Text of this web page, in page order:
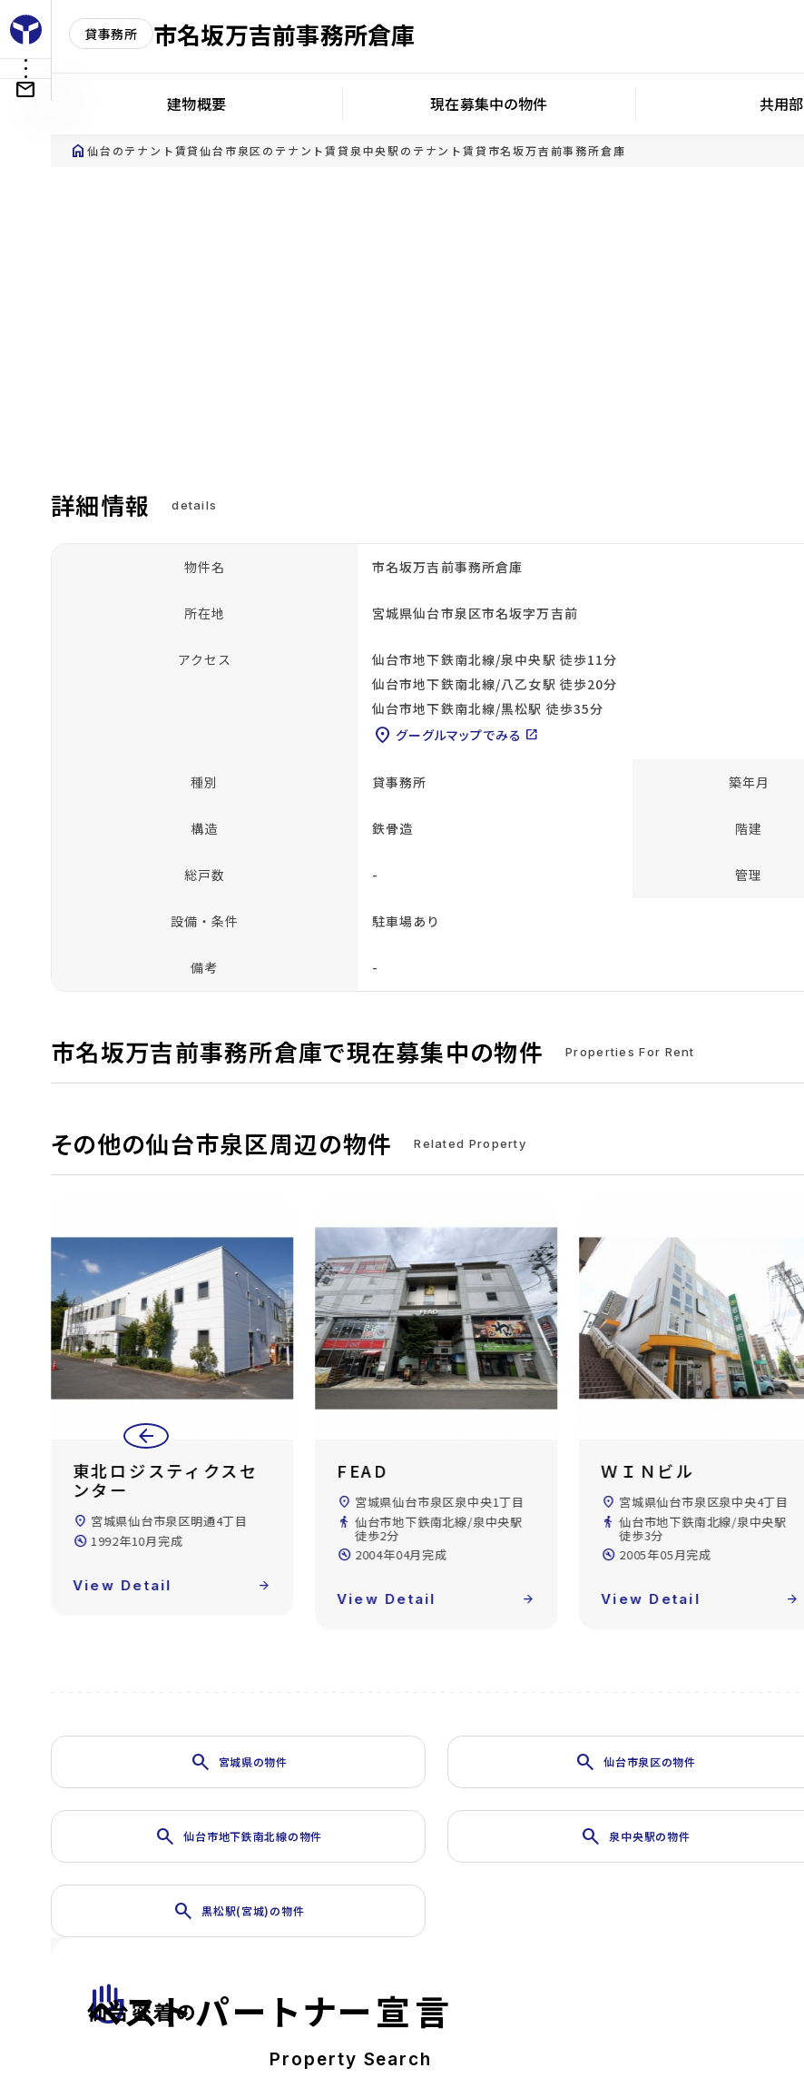
貸事務所 市名坂万吉前事務所倉庫
建物概要 現在募集中の物件 共用部
home 仙台のテナント賃貸仙台市泉区のテナント賃貸泉中央駅のテナント賃貸市名坂万吉前事務所倉庫
詳細情報 details
物件名 市名坂万吉前事務所倉庫
所在地 宮城県仙台市泉区市名坂字万吉前
アクセス
仙台市地下鉄南北線/泉中央駅 徒歩11分
仙台市地下鉄南北線/八乙女駅 徒歩20分
仙台市地下鉄南北線/黒松駅 徒歩35分
location_on グーグルマップでみる open_in_new
種別 貸事務所 築年月
構造 鉄骨造 階建
総戸数 - 管理
設備・条件 駐車場あり
備考 -
市名坂万吉前事務所倉庫で現在募集中の物件 Properties For Rent
その他の仙台市泉区周辺の物件 Related Property
arrow_back
FEAD
location_on 宮城県仙台市泉区泉中央1丁目
directions_walk 仙台市地下鉄南北線/泉中央駅
徒歩2分
ＷＩＮビル
location_on 宮城県仙台市泉区泉中央4丁目
directions_walk 仙台市地下鉄南北線/泉中央駅
徒歩3分
build_circle 2005年05月完成
View Detail arrow_forward
トラストセンタービル
location_on 宮城県仙台市泉区泉中央1丁目
directions_walk 仙台市地下鉄南北線/泉中央駅
徒歩2分
build_circle 1991年11月完成
View Detail arrow_forward
search 宮城県の物件 search 仙台市泉区の物件
search 仙台市地下鉄南北線の物件 search 泉中央駅の物件
search 黒松駅(宮城)の物件
front_hand
仙台密着の
ベストパートナー宣言
Property Search